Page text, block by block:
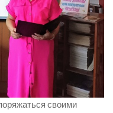
своими